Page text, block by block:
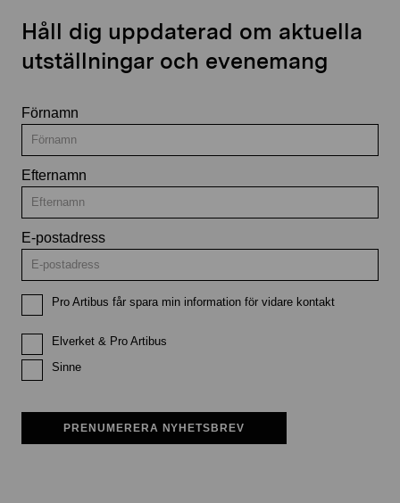
Håll dig uppdaterad om aktuella
utställningar och evenemang
Förnamn
Efternamn
E-postadress
Pro Artibus får spara min information för vidare kontakt
Elverket & Pro Artibus
Sinne
PRENUMERERA NYHETSBREV